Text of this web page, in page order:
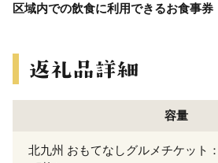
区域内での飲食に利用できるお食事券
容量
北九州 おもてなしグルメチケット